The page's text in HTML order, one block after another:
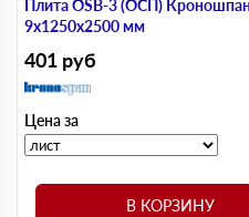
Плита OSB-3 (ОСП)
9х1250х2500 мм
401 руб
Цена за
В КОРЗИНУ